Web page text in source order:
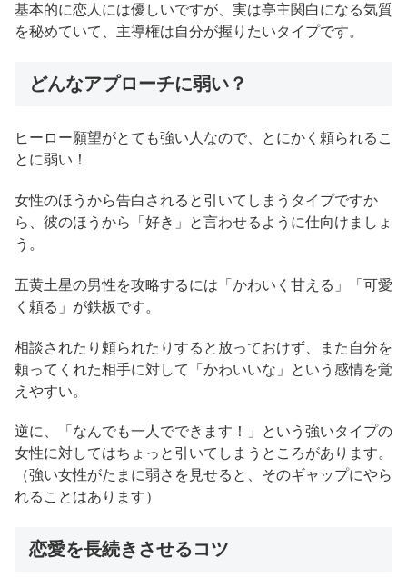
基本的に恋人には優しいですが、実は亭主関白になる気質
を秘めていて、主導権は自分が握りたいタイプです。
どんなアプローチに弱い？
ヒーロー願望がとても強い人なので、とにかく頼られるこ
とに弱い！
女性のほうから告白されると引いてしまうタイプですか
ら、彼のほうから「好き」と言わせるように仕向けましょ
う。
五黄土星の男性を攻略するには「かわいく甘える」「可愛
く頼る」が鉄板です。
相談されたり頼られたりすると放っておけず、また自分を
頼ってくれた相手に対して「かわいいな」という感情を覚
えやすい。
逆に、「なんでも一人でできます！」という強いタイプの
女性に対してはちょっと引いてしまうところがあります。
（強い女性がたまに弱さを見せると、そのギャップにやら
れることはあります）
恋愛を長続きさせるコツ